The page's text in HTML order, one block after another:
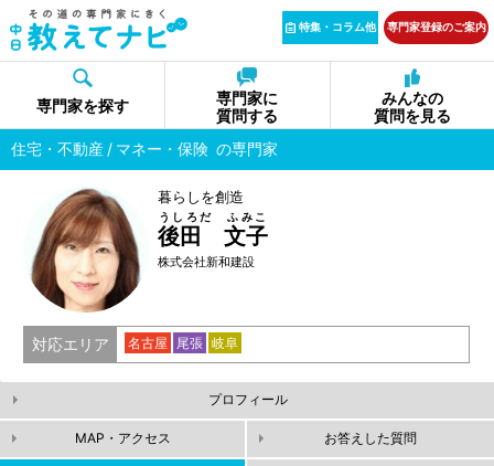
特集・コラム他 専門家登録のご案内
専門家を探す
専門家に
質問する
みんなの
質問を見る
住宅・不動産
マネー・保険 の専門家
暮らしを創造
後田 文子
うしろだ ふみこ
株式会社新和建設
対応エリア 名古屋 尾張 岐阜
プロフィール
MAP・アクセス お答えした質問